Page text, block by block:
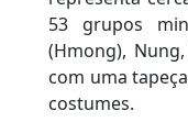
53 grupos
(Hmong),
com uma
costumes.